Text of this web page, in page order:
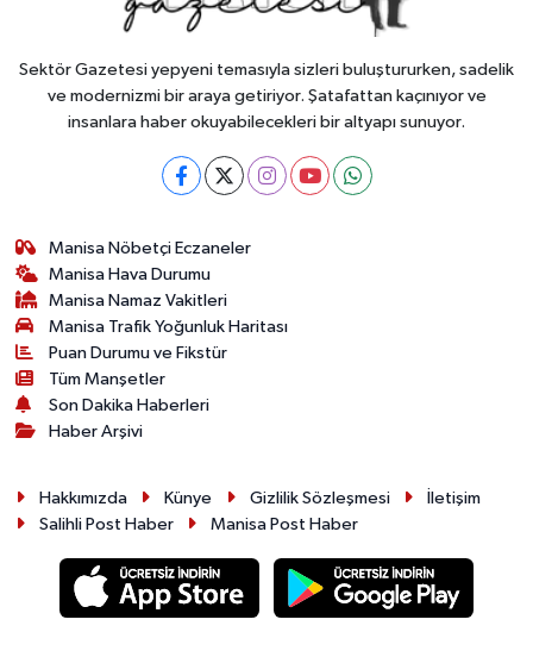
Sektör Gazetesi yepyeni temasıyla sizleri buluştururken, sadelik
ve modernizmi bir araya getiriyor. Şatafattan kaçınıyor ve
insanlara haber okuyabilecekleri bir altyapı sunuyor.
Manisa Nöbetçi Eczaneler
Manisa Hava Durumu
Manisa Namaz Vakitleri
Manisa Trafik Yoğunluk Haritası
Puan Durumu ve Fikstür
Tüm Manşetler
Son Dakika Haberleri
Haber Arşivi
Hakkımızda Künye Gizlilik Sözleşmesi
İletişim
Salihli Post Haber
Manisa Post Haber